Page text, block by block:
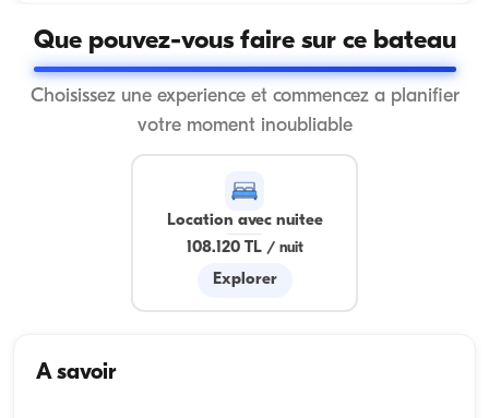
Que pouvez-vous faire sur ce bateau
Choisissez une experience et commencez a planifier
votre moment inoubliable
Location avec nuitee
108.120 TL/ nuit
Explorer
A savoir